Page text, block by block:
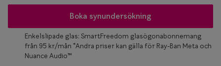
Boka synundersökning
Enkelslipade glas: SmartFreedom glasögonabonnemang
från 95 kr/mån *Andra priser kan gälla för Ray-Ban Meta och
Nuance Audio™